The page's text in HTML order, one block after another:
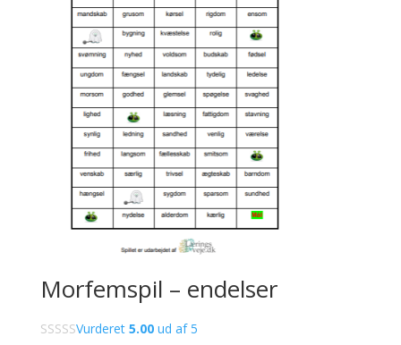
Morfemspil – endelser
Vurderet 5.00ud af 5